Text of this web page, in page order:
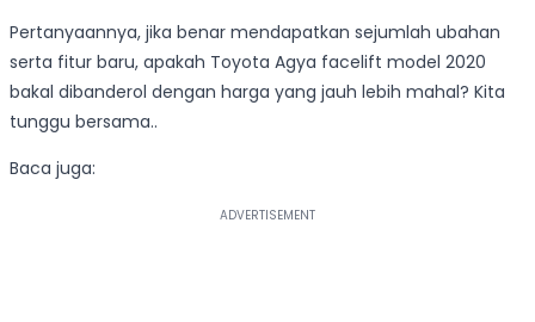
Pertanyaannya, jika benar mendapatkan sejumlah ubahan
serta fitur baru, apakah Toyota Agya facelift model 2020
bakal dibanderol dengan harga yang jauh lebih mahal? Kita
tunggu bersama..
Baca juga: